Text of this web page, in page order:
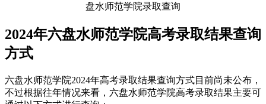
2024年六盘水师范学院高考录取结果查询
方式
六盘水师范学院2024年高考录取结果查询方式目前尚未公布，
不过根据往年情况来看，六盘水师范学院高考录取结果主要可